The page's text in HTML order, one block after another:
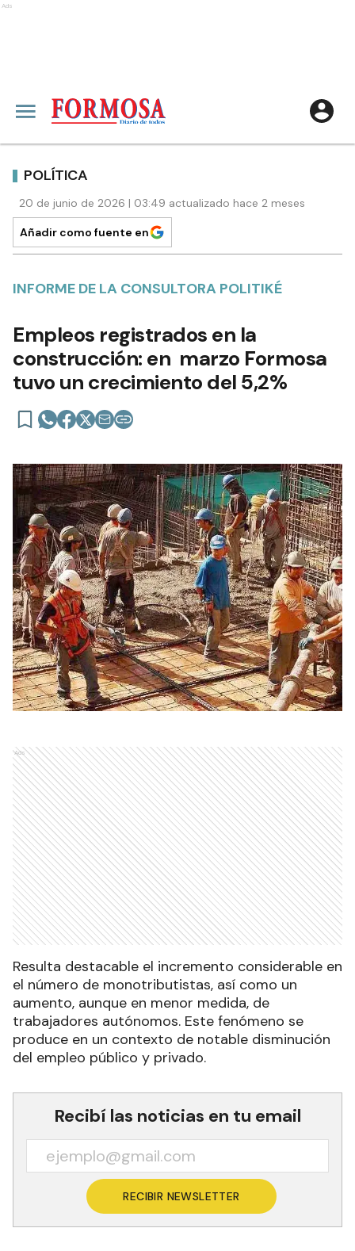
Ads
POLÍTICA
20 de junio de 2026 | 03:49 actualizado hace 2 meses
Añadir como fuente en
INFORME DE LA CONSULTORA POLITIKÉ
Empleos registrados en la
construcción: en marzo Formosa
tuvo un crecimiento del 5,2%
Ads
Resulta destacable el incremento considerable en
el número de monotributistas, así como un
aumento, aunque en menor medida, de
trabajadores autónomos. Este fenómeno se
produce en un contexto de notable disminución
del empleo público y privado.
Recibí las noticias en tu email
RECIBIR NEWSLETTER